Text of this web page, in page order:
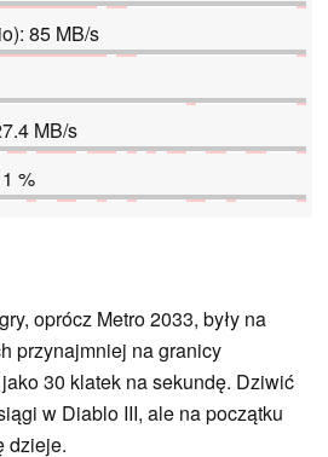
85 MB/s
MB/s
%
oprócz Metro 2033, były na
przynajmniej na granicy
30 klatek na sekundę. Dziwić
w Diablo III, ale na początku
dzieje.